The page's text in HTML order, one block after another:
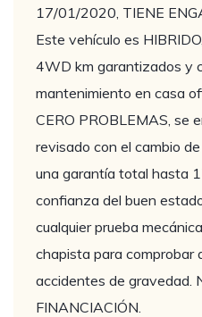
17/01/2020, TIENE
Este vehículo es
4WD km garantizados y
mantenimiento en casa
CERO PROBLEMAS, se
revisado con el cambio
una garantía total hasta
confianza del buen
cualquier prueba
chapista para comprobar
accidentes de gravedad.
FINANCIACIÓN.